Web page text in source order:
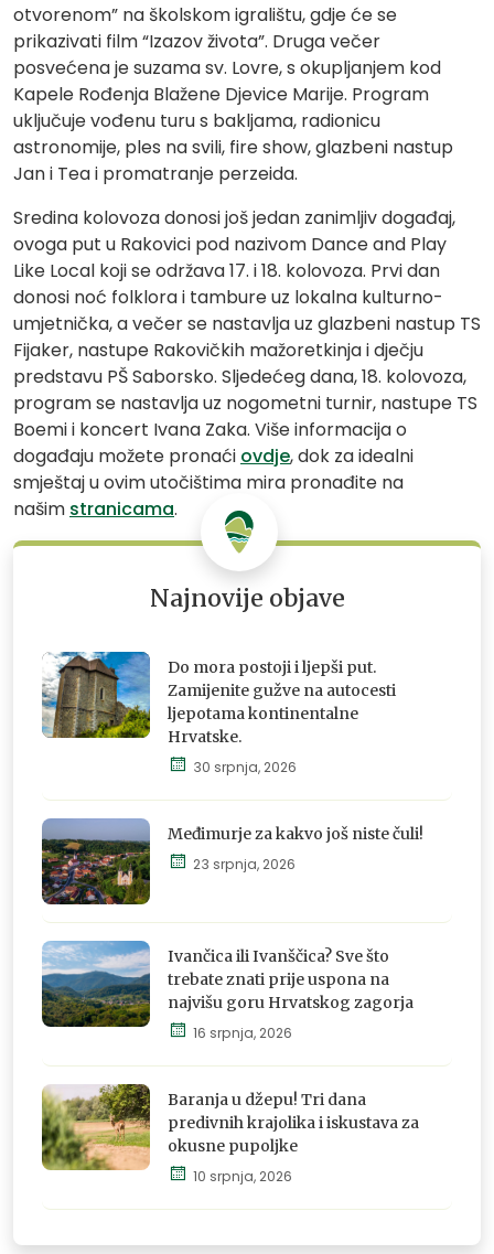
otvorenom” na školskom igralištu, gdje će se
prikazivati film “Izazov života”. Druga večer
posvećena je suzama sv. Lovre, s okupljanjem kod
Kapele Rođenja Blažene Djevice Marije. Program
uključuje vođenu turu s bakljama, radionicu
astronomije, ples na svili, fire show, glazbeni nastup
Jan i Tea i promatranje perzeida.
Sredina kolovoza donosi još jedan zanimljiv događaj,
ovoga put u Rakovici pod nazivom Dance and Play
Like Local koji se održava 17. i 18. kolovoza. Prvi dan
donosi noć folklora i tambure uz lokalna kulturno-
umjetnička, a večer se nastavlja uz glazbeni nastup TS
Fijaker, nastupe Rakovičkih mažoretkinja i dječju
predstavu PŠ Saborsko. Sljedećeg dana, 18. kolovoza,
program se nastavlja uz nogometni turnir, nastupe TS
Boemi i koncert Ivana Zaka. Više informacija o
događaju možete pronaći ovdje, dok za idealni
smještaj u ovim utočištima mira pronađite na
našim stranicama.
Najnovije objave
doživi
Do mora postoji i ljepši put.
Zamijenite gužve na autocesti
ljepotama kontinentalne
Hrvatske.
30 srpnja, 2026
Istraži,
osjeti i
doživi
Međimurje za kakvo još niste čuli!
23 srpnja, 2026
osjeti i
doživi
Ivančica ili Ivanščica? Sve što
trebate znati prije uspona na
najvišu goru Hrvatskog zagorja
16 srpnja, 2026
osjeti i
doživi
Baranja u džepu! Tri dana
predivnih krajolika i iskustava za
okusne pupoljke
10 srpnja, 2026